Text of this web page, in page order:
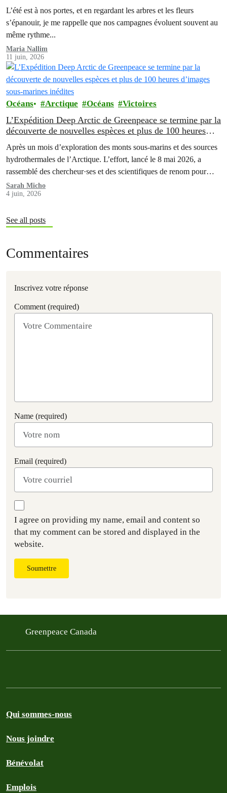
L’été est à nos portes, et en regardant les arbres et les fleurs
s’épanouir, je me rappelle que nos campagnes évoluent souvent au
même rythme...
Maria Nallim
11 juin, 2026
Océans Arctique Océans Victoires
L’Expédition Deep Arctic de Greenpeace se termine par la
découverte de nouvelles espèces et plus de 100 heures
d’images sous-marines inédites
Après un mois d’exploration des monts sous-marins et des sources
hydrothermales de l’Arctique. L’effort, lancé le 8 mai 2026, a
rassemblé des chercheur·ses et des scientifiques de renom pour
explorer les écosystèmes des grands fonds marins à des
profondeurs allant jusqu’à 3 000 mètres.
Sarah Micho
4 juin, 2026
See all posts
Commentaires
Inscrivez votre réponse
Comment (required)
Name (required)
Email (required)
I agree on providing my name, email and content so
that my comment can be stored and displayed in the
website.
Soumettre
Greenpeace Canada
Qui sommes-nous
Nous joindre
Bénévolat
Emplois